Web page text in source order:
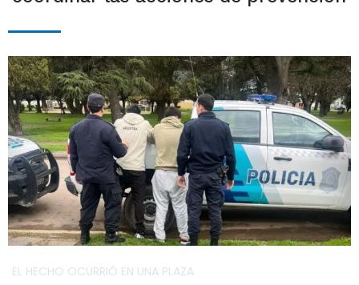
EL HECHO OCURRIÓ EN UNA PLAZA